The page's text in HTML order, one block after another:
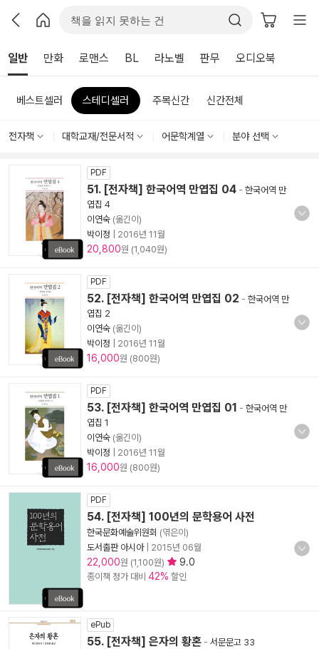
일반 만화 로맨스 BL 라노벨 판무 오디오북
베스트셀러 스테디셀러 주목신간 신간전체
전자책 대학교재/전문서적 어문학계열 분야 선택
PDF
51. [전자책] 한국어역 만엽집 04 - 한국어역 만
엽집 4
이연숙 (옮긴이)
박이정
2016년 11월
20,800원 (1,040원)
PDF
52. [전자책] 한국어역 만엽집 02 - 한국어역 만
엽집 2
이연숙 (옮긴이)
박이정
2016년 11월
16,000원 (800원)
PDF
53. [전자책] 한국어역 만엽집 01 - 한국어역 만
엽집 1
이연숙 (옮긴이)
박이정
2016년 11월
16,000원 (800원)
PDF
54. [전자책] 100년의 문학용어 사전
한국문화예술위원회 (엮은이)
도서출판 아시아| 2015년 06월
22,000원 (1,100원) 9.0
종이책 정가 대비 42% 할인
ePub
55. [전자책] 은자의 황혼 - 서문문고 33